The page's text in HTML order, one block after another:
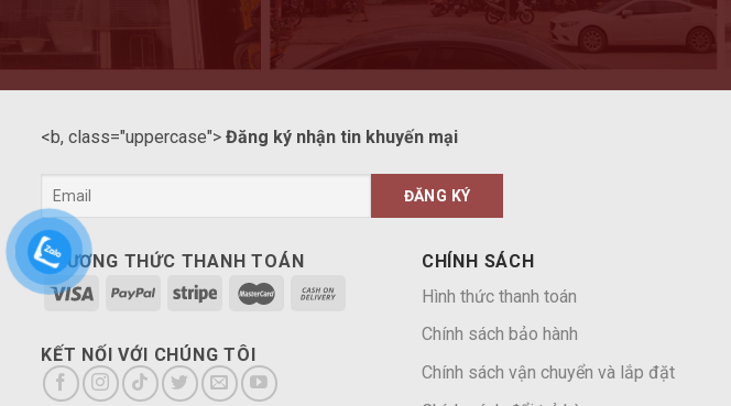
<b, class="uppercase"> Đăng ký nhận tin khuyến mại
PHƯƠNG THỨC THANH TOÁN
KẾT NỐI VỚI CHÚNG TÔI
CHÍNH SÁCH
Hình thức thanh toán
Chính sách bảo hành
Chính sách vận chuyển và lắp đặt